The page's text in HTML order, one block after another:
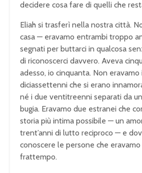
decidere cosa fare di quelli che
Eliah si trasferì nella nostra città.
casa — eravamo entrambi troppo
segnati per buttarci in qualcosa
di riconoscerci davvero. Aveva
adesso, io cinquanta. Non eravamo
diciassettenni che si erano
né i due ventitreenni separati da
bugia. Eravamo due estranei che
storia più intima possibile — un
trent’anni di lutto reciproco — e
conoscere le persone che
frattempo.